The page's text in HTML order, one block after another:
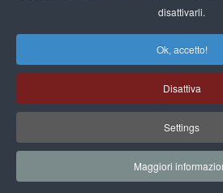
disattivarli.
Ok, accetto!
Disattiva
Settings
Maggiori
Ewiva-Mercatò: l’auto
si fa la spesa
MediaWorld apre nel Barese il
vendita